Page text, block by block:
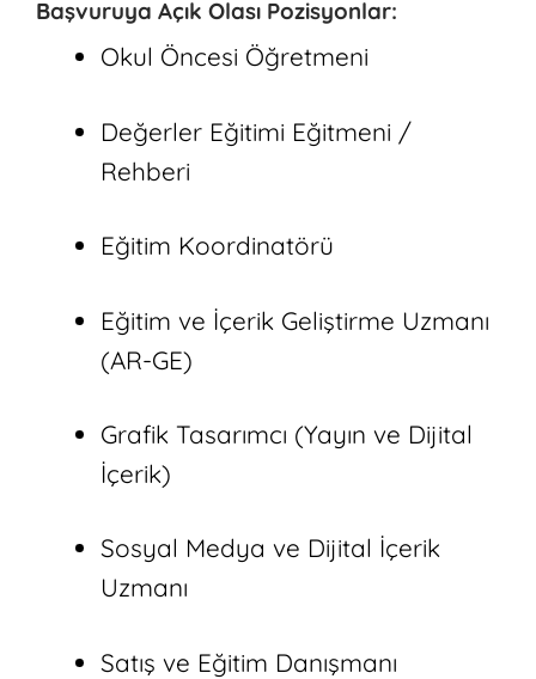
Başvuruya Açık Olası Pozisyonlar:
Okul Öncesi Öğretmeni
Değerler Eğitimi Eğitmeni /
Rehberi
Eğitim Koordinatörü
Eğitim ve İçerik Geliştirme Uzmanı
(AR-GE)
Grafik Tasarımcı (Yayın ve Dijital
İçerik)
Sosyal Medya ve Dijital İçerik
Uzmanı
Satış ve Eğitim Danışmanı